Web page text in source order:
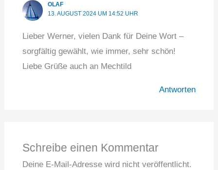
OLAF
13. AUGUST 2024 UM 14:52 UHR
Lieber Werner, vielen Dank für Deine Wort –
sorgfältig gewählt, wie immer, sehr schön!
Liebe Grüße auch an Mechtild
Antworten
Schreibe einen Kommentar
Deine E-Mail-Adresse wird nicht veröffentlicht.